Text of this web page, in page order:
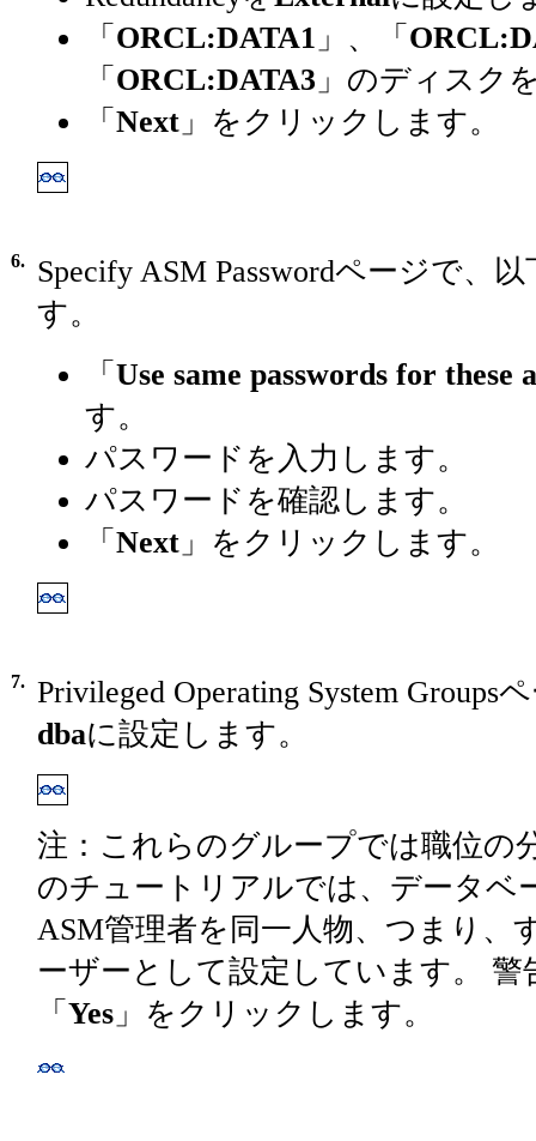
「 ORCL:DATA1 」、「
「 ORCL:DATA3 」のディスク
「 Next 」をクリックします。
6.
Specify ASM Passwordページで、
す。
「 Use same passwords for these
す。
パスワードを入力します。
パスワードを確認します。
「 Next 」をクリックします。
7. Privileged Operating System Groups
dbaに設定します。
注：これらのグループでは職位の
のチュートリアルでは、データベ
ASM管理者を同一人物、つまり、
ーザーとして設定しています。
「 Yes 」をクリックします。